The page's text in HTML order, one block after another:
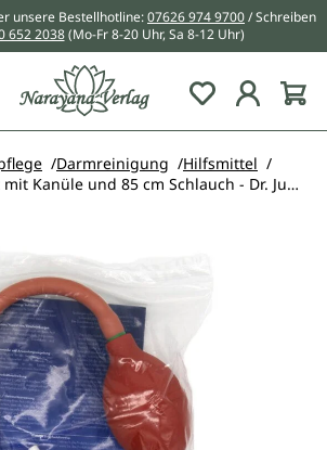
unsere Bestellhotline:07626 974 9700/ Schreiben
652 2038 (Mo-Fr 8-20 Uhr, Sa 8-12 Uhr)
Du hast 0
Darmreinigung
Hilfsmittel
Klyso Komplett-Set mit Kanüle und 85 cm Schlauch - Dr. Junghans